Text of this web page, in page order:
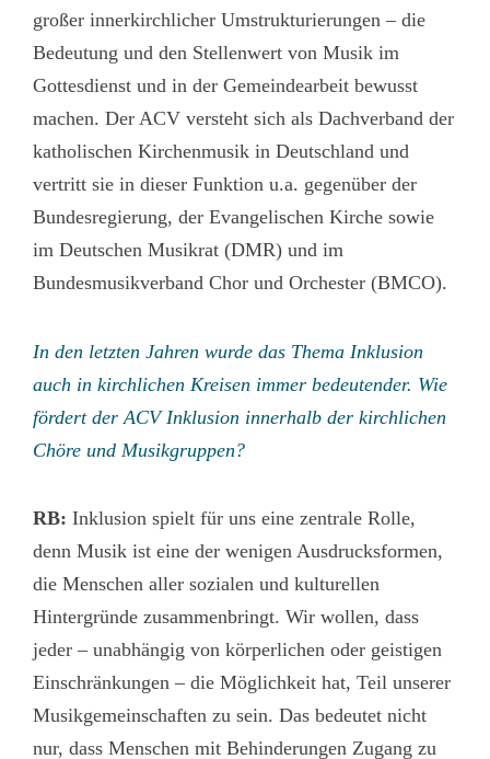
großer innerkirchlicher Umstrukturierungen – die
Bedeutung und den Stellenwert von Musik im
Gottesdienst und in der Gemeindearbeit bewusst
machen. Der ACV versteht sich als Dachverband der
katholischen Kirchenmusik in Deutschland und
vertritt sie in dieser Funktion u.a. gegenüber der
Bundesregierung, der Evangelischen Kirche sowie
im Deutschen Musikrat (DMR) und im
Bundesmusikverband Chor und Orchester (BMCO).
In den letzten Jahren wurde das Thema Inklusion
auch in kirchlichen Kreisen immer bedeutender. Wie
fördert der ACV Inklusion innerhalb der kirchlichen
Chöre und Musikgruppen?
RB: Inklusion spielt für uns eine zentrale Rolle,
denn Musik ist eine der wenigen Ausdrucksformen,
die Menschen aller sozialen und kulturellen
Hintergründe zusammenbringt. Wir wollen, dass
jeder – unabhängig von körperlichen oder geistigen
Einschränkungen – die Möglichkeit hat, Teil unserer
Musikgemeinschaften zu sein. Das bedeutet nicht
nur, dass Menschen mit Behinderungen Zugang zu